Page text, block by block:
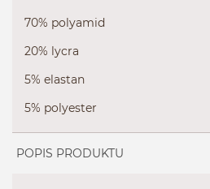
70% polyamid
20% lycra
5% elastan
5% polyester
POPIS PRODUKTU